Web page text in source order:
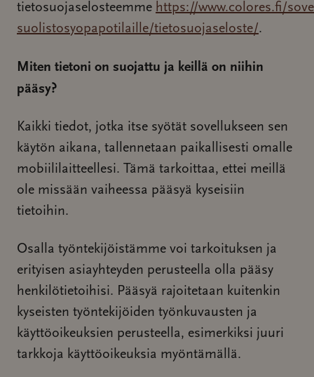
tietosuojaselosteemme https://www.colores.fi/
suolistosyopapotilaille/tietosuojaseloste/.
Miten tietoni on suojattu ja keillä on niihin
pääsy?
Kaikki tiedot, jotka itse syötät sovellukseen sen
käytön aikana, tallennetaan paikallisesti omalle
mobiililaitteellesi. Tämä tarkoittaa, ettei meillä
ole missään vaiheessa pääsyä kyseisiin
tietoihin.
Osalla työntekijöistämme voi tarkoituksen ja
erityisen asiayhteyden perusteella olla pääsy
henkilötietoihisi. Pääsyä rajoitetaan kuitenkin
kyseisten työntekijöiden työnkuvausten ja
käyttöoikeuksien perusteella, esimerkiksi juuri
tarkkoja käyttöoikeuksia myöntämällä.